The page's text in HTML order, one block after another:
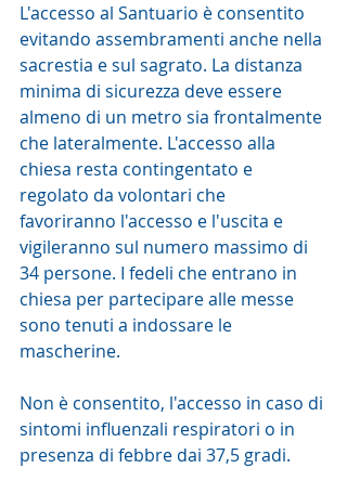
L'accesso al Santuario è consentito
evitando assembramenti anche nella
sacrestia e sul sagrato. La distanza
minima di sicurezza deve essere
almeno di un metro sia frontalmente
che lateralmente. L'accesso alla
chiesa resta contingentato e
regolato da volontari che
favoriranno l'accesso e l'uscita e
vigileranno sul numero massimo di
34 persone. I fedeli che entrano in
chiesa per partecipare alle messe
sono tenuti a indossare le
mascherine.
Non è consentito, l'accesso in caso di
sintomi influenzali respiratori o in
presenza di febbre dai 37,5 gradi.